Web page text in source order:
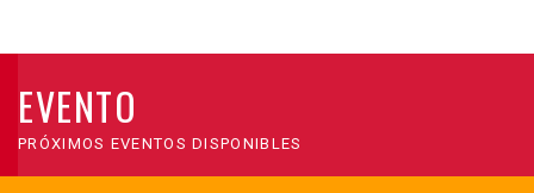
EVENTO
PRÓXIMOS EVENTOS DISPONIBLES